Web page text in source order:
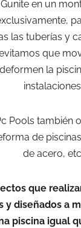
en un
las tuberías y
que
la
Pools también
de
de acero,
que
y diseñados a
piscina igual